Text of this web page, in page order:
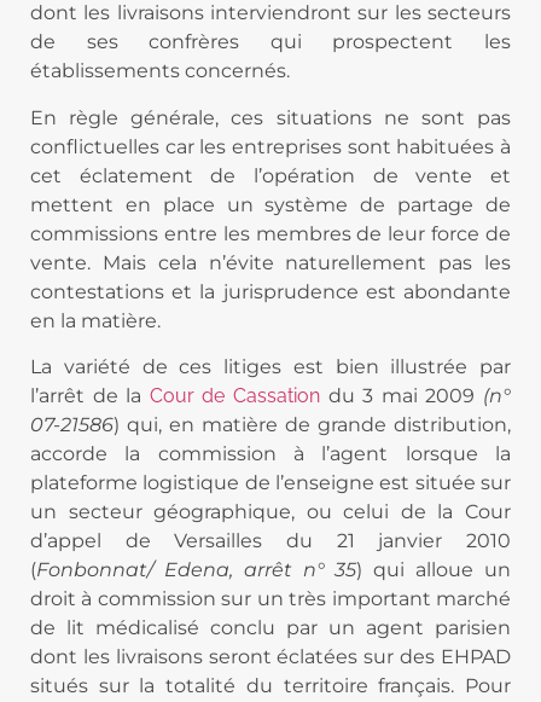
dont les livraisons interviendront sur les secteurs
de ses confrères qui prospectent les
établissements concernés.
En règle générale, ces situations ne sont pas
conflictuelles car les entreprises sont habituées à
cet éclatement de l’opération de vente et
mettent en place un système de partage de
commissions entre les membres de leur force de
vente. Mais cela n’évite naturellement pas les
contestations et la jurisprudence est abondante
en la matière.
La variété de ces litiges est bien illustrée par
l’arrêt de la Cour de Cassation du 3 mai 2009 (n°
07-21586) qui, en matière de grande distribution,
accorde la commission à l’agent lorsque la
plateforme logistique de l’enseigne est située sur
un secteur géographique, ou celui de la Cour
d’appel de Versailles du 21 janvier 2010
(Fonbonnat/ Edena, arrêt n° 35) qui alloue un
droit à commission sur un très important marché
de lit médicalisé conclu par un agent parisien
dont les livraisons seront éclatées sur des EHPAD
situés sur la totalité du territoire français. Pour